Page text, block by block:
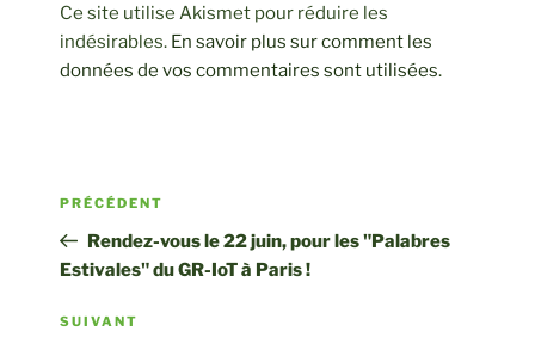
Ce site utilise Akismet pour réduire les
indésirables. En savoir plus sur comment les
données de vos commentaires sont utilisées.
Navigation
l’article
Article
précédent
PRÉCÉDENT
Rendez-vous le 22 juin, pour les "Palabres
Estivales" du GR-IoT à Paris !
Article
SUIVANT